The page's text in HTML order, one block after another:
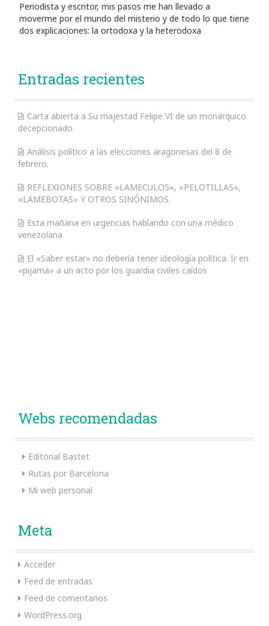
Periodista y escritor, mis pasos me han llevado a
moverme por el mundo del misterio y de todo lo que tiene
dos explicaciones: la ortodoxa y la heterodoxa
Entradas recientes
Carta abierta a Su majestad Felipe VI de un monárquico
decepcionado.
Análisis político a las elecciones aragonesas del 8 de
febrero.
REFLEXIONES SOBRE «LAMECULOS», «PELOTILLAS»,
«LAMEBOTAS» Y OTROS SINÓNIMOS.
Esta mañana en urgencias hablando con una médico
venezolana
El «Saber estar» no debería tener ideología política. Ir en
«pijama» a un acto por los guardia civiles caídos
Webs recomendadas
Editorial Bastet
Rutas por Barcelona
Mi web personal
Meta
Acceder
Feed de entradas
Feed de comentarios
WordPress.org